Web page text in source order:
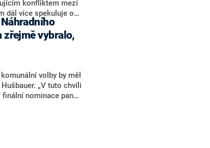
konfliktem mezi
dál více spekuluje o
vyslat současná
znovu vytahují
(ANO). Jak moc je
volbách 2028
2023?
zřejmě vybralo,
volby by měl
„V tuto chvíli
nominace pana
uvedl pro
ANO Martin
jako o